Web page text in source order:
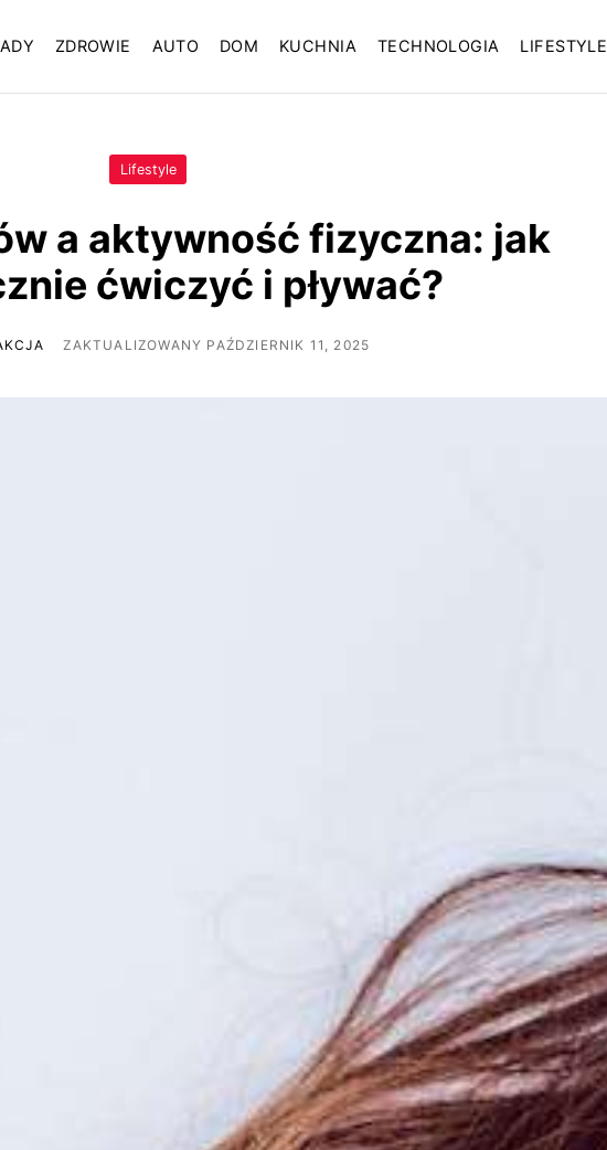
ZDROWIE AUTO DOM KUCHNIA TECHNOLOGIA LIFESTYLE
Lifestyle
a aktywność fizyczna: jak
ćwiczyć i pływać?
ZAKTUALIZOWANY PAŹDZIERNIK 11, 2025